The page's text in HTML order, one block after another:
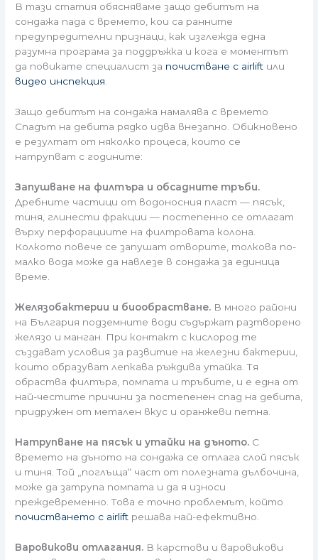
В тази статия обясняваме защо дебитът на
сондажа пада с времето, кои са ранните
предупредителни признаци, как изглежда една
разумна програма за поддръжка и кога е моментът
да повикате специалист за почистване с airlift или
видео инспекция.
Защо дебитът на сондажа намалява с времето
Спадът на дебита рядко идва внезапно. Обикновено
е резултат от няколко процеса, които се
натрупват с годините:
Запушване на филтъра и обсадните тръби.
Дребните частици от водоносния пласт — пясък,
тиня, глинести фракции — постепенно се отлагат
върху перфорациите на филтровата колона.
Колкото повече се запушат отворите, толкова по-
малко вода може да навлезе в сондажа за единица
време.
Желязобактерии и биообрастване. В много райони
на България подземните води съдържат разтворено
желязо и манган. При контакт с кислород те
създават условия за развитие на железни бактерии,
които образуват лепкава ръждива утайка. Тя
обраства филтъра, помпата и тръбите, и е една от
най-честите причини за постепенен спад на дебита,
придружен от метален вкус и оранжеви петна.
Натрупване на пясък и утайки на дъното. С
времето на дъното на сондажа се отлага слой пясък
и тиня. Той „поглъща“ част от полезната дълбочина,
може да затрупа помпата и да я износи
преждевременно. Това е точно проблемът, който
почистването с airlift решава най-ефективно.
Варовикови отлагания. В карстови и варовикови